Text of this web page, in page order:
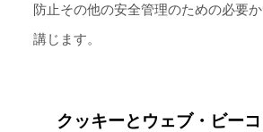
防止その他の安全管理のための必要
講じます。
クッキーとウェブ・ビー